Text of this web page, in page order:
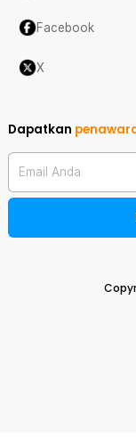
Facebook
X
Dapatkan
Email Anda